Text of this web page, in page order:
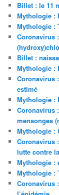
Billet : le 11
Mythologie :
Mythologie :
Coronavirus
Billet :
Mythologie :
Coronavirus
estimé
Mythologie :
Coronavirus
mensonges
Mythologie :
Coronavirus
lutte contre
Mythologie :
Mythologie :
Coronavirus